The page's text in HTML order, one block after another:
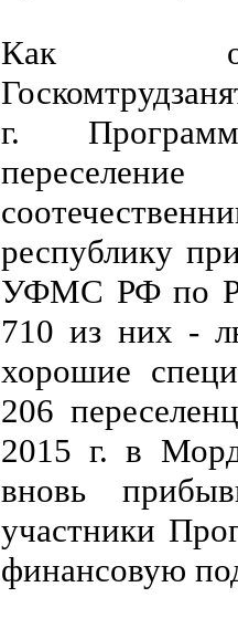
Как
г.
республику
УФМС РФ по
710 из них -
хорошие
206
2015 г. в
вновь
участники
финансовую